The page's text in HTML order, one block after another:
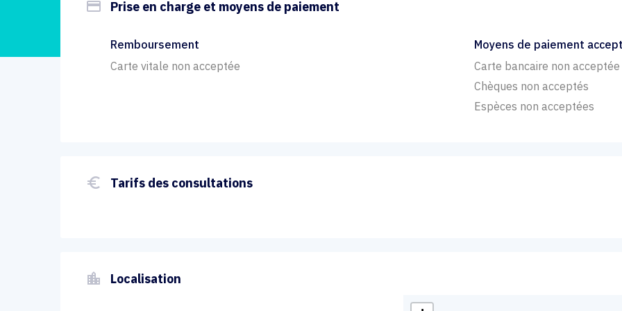
payment Prise en charge et moyens de paiement
Remboursement
Carte vitale non acceptée
Moyens de paiement
Carte bancaire non acceptée
Chèques non acceptés
Espèces non acceptées
euro_symbol Tarifs des consultations
location_city Localisation